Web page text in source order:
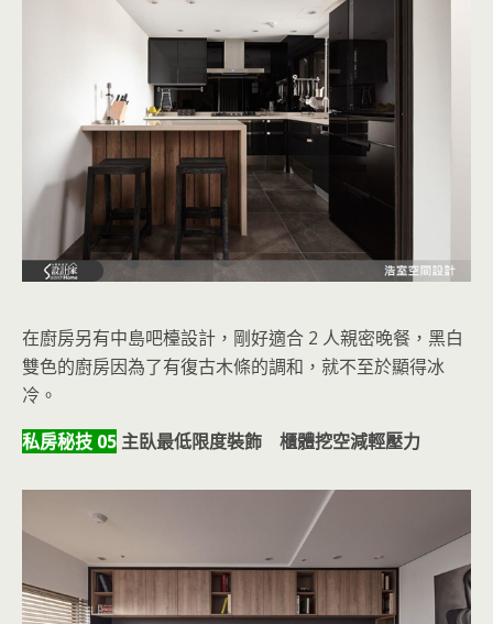
在廚房另有中島吧檯設計，剛好適合 2 人親密晚餐，黑白
雙色的廚房因為了有復古木條的調和，就不至於顯得冰
冷。
私房秘技 05 主臥最低限度裝飾 櫃體挖空減輕壓力